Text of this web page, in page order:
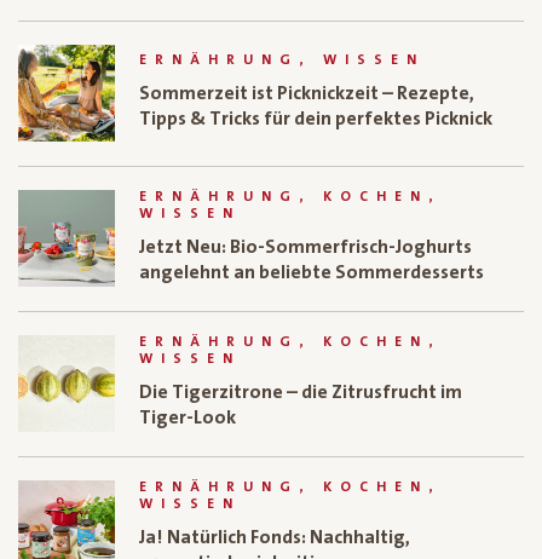
ERNÄHRUNG, WISSEN
Sommerzeit ist Picknickzeit – Rezepte,
Tipps & Tricks für dein perfektes Picknick
ERNÄHRUNG, KOCHEN,
WISSEN
Jetzt Neu: Bio-Sommerfrisch-Joghurts
angelehnt an beliebte Sommerdesserts
ERNÄHRUNG, KOCHEN,
WISSEN
Die Tigerzitrone – die Zitrusfrucht im
Tiger-Look
ERNÄHRUNG, KOCHEN,
WISSEN
Ja! Natürlich Fonds: Nachhaltig,